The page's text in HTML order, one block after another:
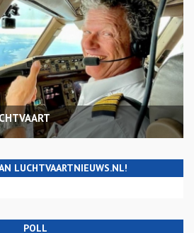
LUCHTVAARTNIEUWS.NL!
POLL